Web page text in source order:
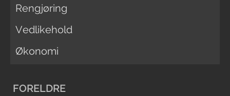
Rengjøring
Vedlikehold
Økonomi
FORELDRE